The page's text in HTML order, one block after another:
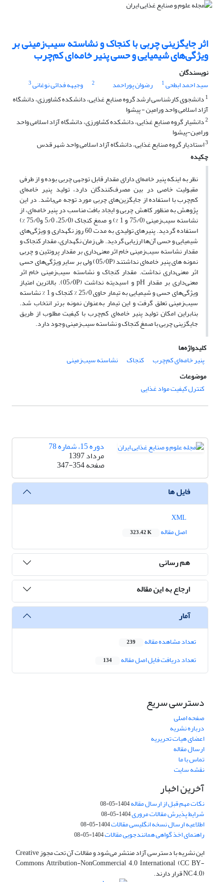
اثر جایگزینی چربی با کنجاک و نشاسته سیب‌زمینی بر
ویژگی‌های شیمیایی و حسی پنیر خامه‌ای کم‌چرب
نویسندگان
سید احمد ابطحی1 رضوان پوراحمد 2 وجیهه فدائی نوغانی3
1 دانشجوی کارشناسی ارشد گروه صنایع غذایی، دانشکده کشاورزی، دانشگاه
آزاد اسلامی واحد ورامین - پیشوا
2دانشیار گروه صنایع غذایی، دانشکده کشاورزی، دانشگاه آزاد اسلامی واحد
ورامین-پیشوا
3استادیار گروه صنایع غذایی، دانشگاه آزاد اسلامی واحد شهر قدس
چکیده
نظر به اینکه پنیر خامه‌ای دارای مقدار قابل توجهی چربی بوده و از طرفی
مقبولیت خاصی در بین مصرف‌کنندگان دارد، تولید پنیر خامه‌ای
کم‌چرب با استفاده از جایگزین‌های چربی مورد توجه می‌باشد. در این
پژوهش به ‌منظور کاهش چربی و ایجاد بافت مناسب در پنیر خامه‌ای، از
نشاسته سیب‌زمینی (75/0 و 1 %) و صمغ کنجاک (25/0، 5/0 و75/0 %)
استفاده گردید. پنیرهای تولیدی به مدت 60 روز نگهداری و ویژگی‌های
شیمیایی و حسی آن‌ها ارزیابی گردید. طی زمان نگهداری، مقدار کنجاک و
مقدار نشاسته سیب‌زمینی خام اثر معنی‌داری بر مقدار پروتئین و چربی
نمونه های پنیر خامه‌ای نداشتند (05/0P) ولی بر سایر ویژگی‌های حسی
اثر معنی‌داری نداشت. مقدار کنجاک و نشاسته سیب‌زمینی خام اثر
معنی‌داری بر مقدار pH و اسیدیته نداشت (05/0P). بالاترین امتیاز
ویژگی‌های حسی و شیمیایی به تیمار حاوی‌ 25/0 % کنجاک و 1 % نشاسته
سیب‌زمینی تعلق گرفت و این تیمار به‌عنوان نمونه برتر انتخاب شد.
بنابراین امکان تولید پنیر خامه‌ای کم‌چرب با کیفیت مطلوب از طریق
جایگزینی چربی با صمغ کنجاک و نشاسته سیب‌زمینی وجود دارد.
کلیدواژه‌ها
پنیر خامه‌ای کم‌چرب
کنجاک
نشاسته سیب‌زمینی
موضوعات
کنترل کیفیت مواد غذایی
دوره 15، شماره 78
مرداد 1397
صفحه347-354
فایل ها
اصل مقاله
323.42 K
هم رسانی
ارجاع به این مقاله
آمار
تعداد مشاهده مقاله 239
تعداد دریافت فایل اصل مقاله 134
دسترسی سریع
صفحه اصلی
درباره نشریه
اعضای هیات تحریریه
ارسال مقاله
تماس با ما
نقشه سایت
آخرین اخبار
نکات مهم قبل از ارسال مقاله1404-05-08
شرایط پذیرش مقالات مروری1404-05-08
اطلاعیه ارسال نسخه انگلیسی مقالات1404-05-08
راهنمای اخذ گواهی همانندجویی مقالات1404-05-08
این نشریه با دسترسی آزاد منتشر می‌شود و مقالات آن تحت مجوز Creative
Commons Attribution-NonCommercial 4.0 International (CC BY-
NC 4.0) قرار دارند.